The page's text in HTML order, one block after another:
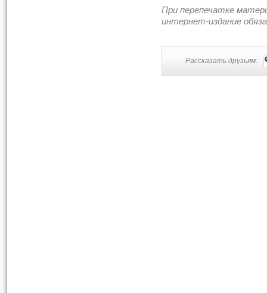
При перепечатке
интернет-издание
Рассказать друзьям: